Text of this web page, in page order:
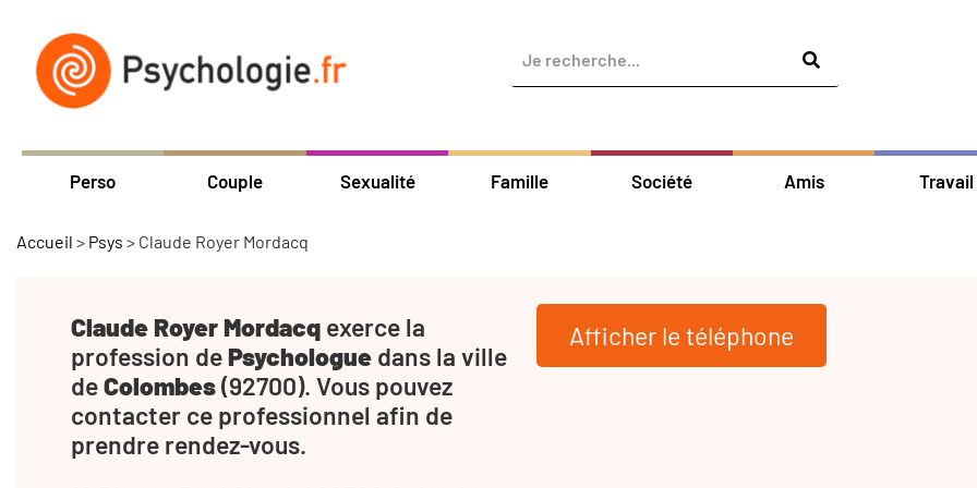
Perso Couple Sexualité Famille Société Amis Travail
Accueil > Psys > Claude Royer Mordacq
Claude Royer Mordacq exerce la
profession dePsychologue dans la ville
deColombes(92700). Vous pouvez
contacter ce professionnel afin de
prendre rendez-vous.
Afficher le téléphone